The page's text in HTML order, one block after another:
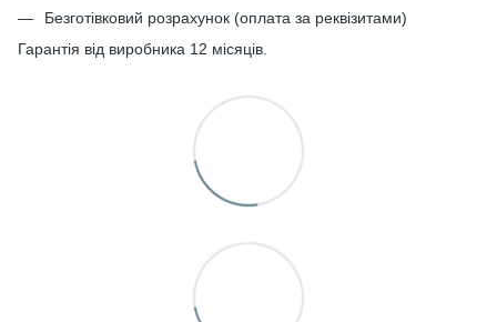
Безготівковий розрахунок (оплата за реквізитами)
Гарантія від виробника 12 місяців.